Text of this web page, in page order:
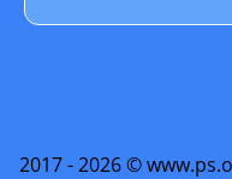
2017 - 2026 ©